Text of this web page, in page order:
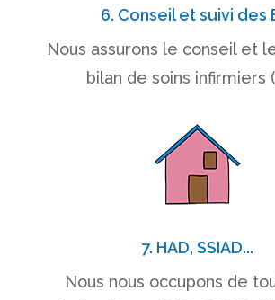
6. Conseil et suivi des
Nous assurons le conseil et
bilan de soins infirmiers (
7. HAD, SSIAD...
Nous nous occupons de